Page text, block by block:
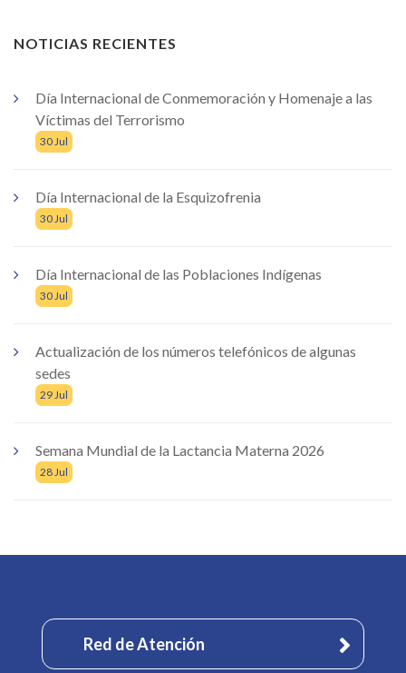
NOTICIAS RECIENTES
Día Internacional de Conmemoración y Homenaje a las
Víctimas del Terrorismo
30 Jul
Día Internacional de la Esquizofrenia
30 Jul
Día Internacional de las Poblaciones Indígenas
30 Jul
Actualización de los números telefónicos de algunas
sedes
29 Jul
Semana Mundial de la Lactancia Materna 2026
28 Jul
Red de Atención